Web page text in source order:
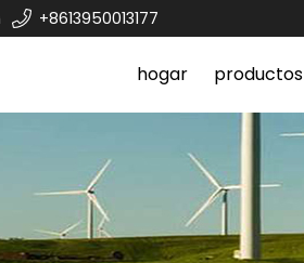
+8613950013177
hogar productos